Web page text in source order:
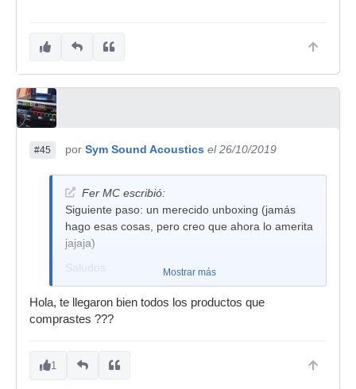
#45 por Sym Sound Acoustics el 26/10/2019
Fer MC escribió:
Siguiente paso: un merecido unboxing (jamás
hago esas cosas, pero creo que ahora lo amerita
jajaja)
Saludos
Mostrar más
Hola, te llegaron bien todos los productos que
comprastes ???
1